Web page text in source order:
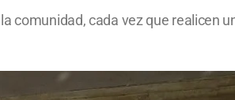
comunidad, cada vez que realicen